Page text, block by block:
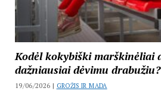
Kodėl kokybiški marškinėliai
dažniausiai dėvimu drabužiu?
19/06/2026 | GROŽIS IR MADA